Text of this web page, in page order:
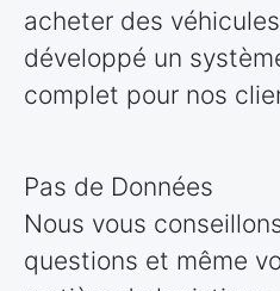
acheter des
développé un
complet pour nos
Pas de Données
Nous vous
questions et même